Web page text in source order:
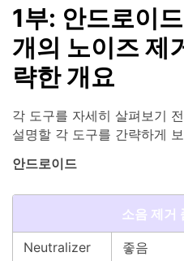
1부: 안드로이
개의 노이즈 제
략한 개요
각 도구를 자세히 살펴보기
설명할 각 도구를 간략하게
안드로이드
소음 제거
Neutralizer 좋음